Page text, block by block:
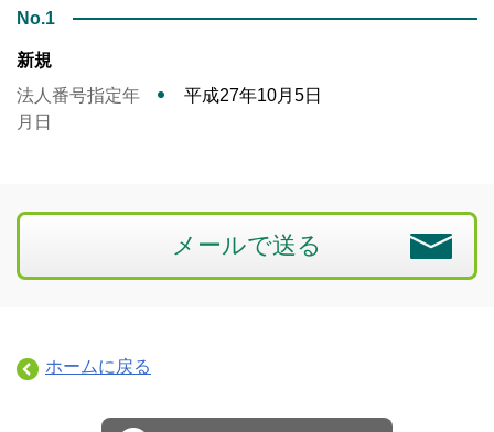
No.1
新規
法人番号指定年
月日
平成27年10月5日
メールで送る
ホームに戻る